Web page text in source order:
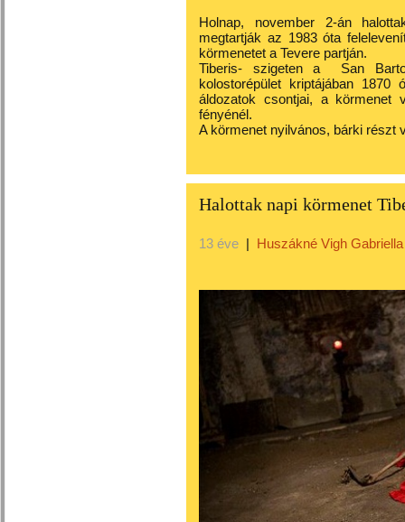
Holnap, november 2-án
megtartják az 1983 óta
körmenetet a Tevere partján.
Tiberis- szigeten a San
kolostorépület kriptájában 1870
áldozatok csontjai, a körmenet
fényénél.
A körmenet nyilvános, bárki részt
Halottak napi körmenet
13 éve | Huszákné Vigh Gabriella